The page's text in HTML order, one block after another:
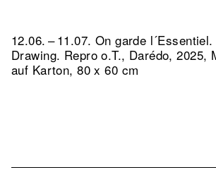
12.06. – 11.07. On garde
Drawing. Repro o.T., Darédo, 2025,
auf Karton, 80 x 60 cm